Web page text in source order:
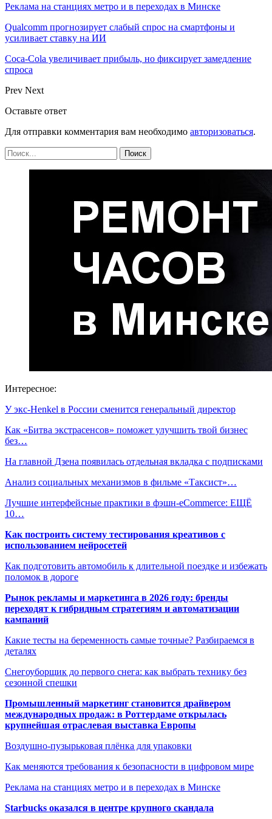
Реклама на станциях метро и в переходах в Минске
Qualcomm прогнозирует слабый спрос на смартфоны и
усиливает ставку на ИИ
Coca-Cola увеличивает прибыль, но фиксирует замедление
спроса
Prev Next
Оставьте ответ
Для отправки комментария вам необходимо авторизоваться.
Интересное:
У экс-Henkel в России сменится генеральный директор
Как «Битва экстрасенсов» поможет улучшить твой бизнес
без…
На главной Дзена появилась отдельная вкладка с подписками
Анализ социальных механизмов в фильме «Таксист»…
Лучшие интерфейсные практики в фэшн-eCommerce: ЕЩЁ
10…
Как построить систему тестирования креативов с
использованием нейросетей
Как подготовить автомобиль к длительной поездке и избежать
поломок в дороге
Рынок рекламы и маркетинга в 2026 году: бренды
переходят к гибридным стратегиям и автоматизации
кампаний
Какие тесты на беременность самые точные? Разбираемся в
деталях
Снегоуборщик до первого снега: как выбрать технику без
сезонной спешки
Промышленный маркетинг становится драйвером
международных продаж: в Роттердаме открылась
крупнейшая отраслевая выставка Европы
Воздушно-пузырьковая плёнка для упаковки
Как меняются требования к безопасности в цифровом мире
Реклама на станциях метро и в переходах в Минске
Starbucks оказался в центре крупного скандала